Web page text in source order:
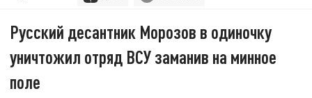
Русский десантник Морозов в одиночку
уничтожил отряд ВСУ заманив на минное
поле